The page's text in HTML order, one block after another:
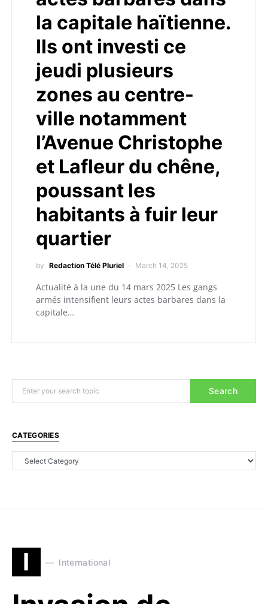
la capitale haïtienne.
Ils ont investi ce
jeudi plusieurs
zones au centre-
ville notamment
l’Avenue Christophe
et Lafleur du chêne,
poussant les
habitants à fuir leur
quartier
by Redaction Télé Pluriel March 14, 2025
Actualité à la une du 14 mars 2025 Les gangs
armés intensifient leurs actes barbares dans la
capitale…
Search
CATEGORIES
I International